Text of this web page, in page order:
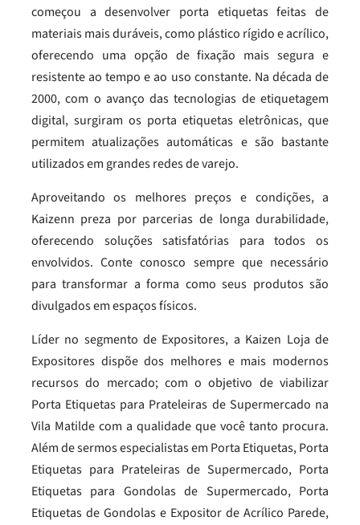
começou a desenvolver porta etiquetas feitas de
materiais mais duráveis, como plástico rígido e acrílico,
oferecendo uma opção de fixação mais segura e
resistente ao tempo e ao uso constante. Na década de
2000, com o avanço das tecnologias de etiquetagem
digital, surgiram os porta etiquetas eletrônicas, que
permitem atualizações automáticas e são bastante
utilizados em grandes redes de varejo.
Aproveitando os melhores preços e condições, a
Kaizenn preza por parcerias de longa durabilidade,
oferecendo soluções satisfatórias para todos os
envolvidos. Conte conosco sempre que necessário
para transformar a forma como seus produtos são
divulgados em espaços físicos.
Líder no segmento de Expositores, a Kaizen Loja de
Expositores dispõe dos melhores e mais modernos
recursos do mercado; com o objetivo de viabilizar
Porta Etiquetas para Prateleiras de Supermercado na
Vila Matilde com a qualidade que você tanto procura.
Além de sermos especialistas em Porta Etiquetas, Porta
Etiquetas para Prateleiras de Supermercado, Porta
Etiquetas para Gondolas de Supermercado, Porta
Etiquetas de Gondolas e Expositor de Acrílico Parede,